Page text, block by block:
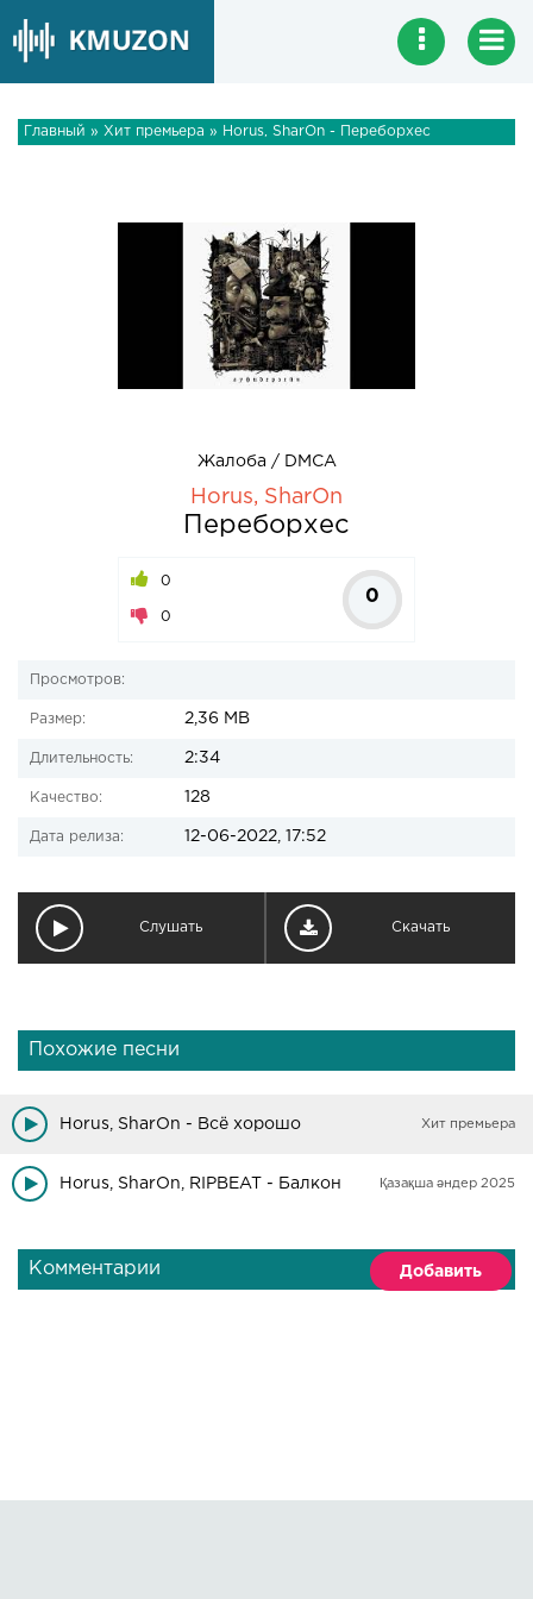
Главный » Хит премьера » Horus, SharOn - Переборхес
Жалоба / DMCA
Horus, SharOn
Переборхес
0
0
0
Просмотров:
Размер: 2,36 MB
Длительность: 2:34
Качество: 128
Дата релиза: 12-06-2022, 17:52
Слушать Скачать
Похожие песни
Horus, SharOn - Всё хорошо Хит премьера
Horus, SharOn, RIPBEAT - Балкон Қазақша әндер 2025
Комментарии Добавить